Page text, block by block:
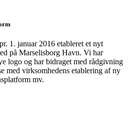
1. januar 2016 etableret et nyt
på Marselisborg Havn. Vi har
logo og har bidraget med rådgivning
med virksomhedens etablering af ny
mv.